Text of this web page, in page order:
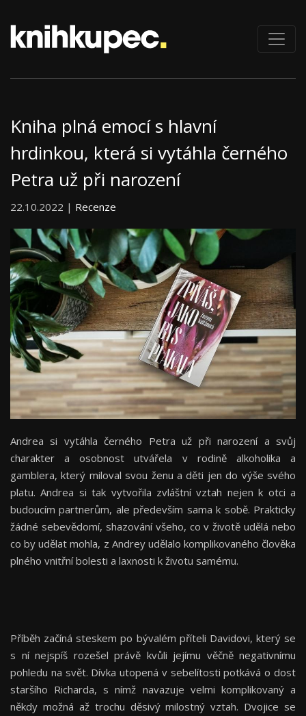
Kniha plná emocí s hlavní
hrdinkou, která si vytáhla černého
Petra už při narození
22.10.2022 | Recenze
Andrea si vytáhla černého Petra už při narození a svůj
charakter a osobnost utvářela v rodině alkoholika a
gamblera, který miloval svou ženu a děti jen do výše svého
platu. Andrea si tak vytvořila zvláštní vztah nejen k otci a
budoucím partnerům, ale především sama k sobě. Prakticky
žádné sebevědomí, shazování všeho, co v životě udělá nebo
co by udělat mohla, z Andrey udělalo komplikovaného člověka
plného vnitřní bolesti a laxnosti k životu samému.
Příběh začíná steskem po bývalém příteli Davidovi, který se
s ní nejspíš rozešel právě kvůli jejímu věčně negativnímu
pohledu na svět. Dívka utopená v sebelítosti potkává o dost
staršího Richarda, s nímž navazuje velmi komplikovaný a
někdy možná až trochu děsivý milostný vztah. Dvojice se